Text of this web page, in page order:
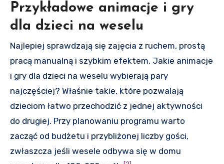
Przykładowe animacje i gry
dla dzieci na weselu
Najlepiej sprawdzają się zajęcia z ruchem, prostą
pracą manualną i szybkim efektem. Jakie animacje
i gry dla dzieci na weselu wybierają pary
najczęściej? Właśnie takie, które pozwalają
dzieciom łatwo przechodzić z jednej aktywności
do drugiej. Przy planowaniu programu warto
zacząć od budżetu i przybliżonej liczby gości,
zwłaszcza jeśli wesele odbywa się w domu